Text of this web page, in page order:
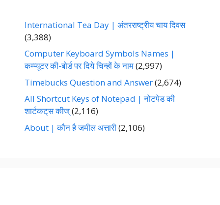
International Tea Day | अंतरराष्ट्रीय चाय दिवस
(3,388)
Computer Keyboard Symbols Names |
कम्प्यूटर की-बोर्ड पर दिये चिन्हों के नाम(2,997)
Timebucks Question and Answer(2,674)
All Shortcut Keys of Notepad | नोटपेड की
शार्टकट्‌स कीज्‌(2,116)
About | कौन है जमील अत्तारी(2,106)